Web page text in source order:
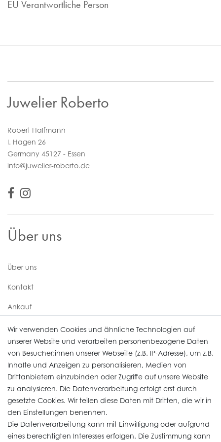
EU Verantwortliche Person
Juwelier Roberto
Robert Halfmann
I. Hagen 26
Germany 45127 - Essen
info@juwelier-roberto.de
Über uns
Über uns
Kontakt
Ankauf
Uhren Service
Vertrag widerrufen
Informationen
Wir verwenden Cookies und ähnliche Technologien auf
unserer Website und verarbeiten personenbezogene Daten
von Besucher:innen unserer Webseite (z.B. IP-Adresse), um z.B.
Inhalte und Anzeigen zu personalisieren, Medien von
Drittanbietern einzubinden oder Zugriffe auf unsere Website
zu analysieren. Die Datenverarbeitung erfolgt erst durch
gesetzte Cookies. Wir teilen diese Daten mit Dritten, die wir in
den Einstellungen benennen.
Die Datenverarbeitung kann mit Einwilligung oder aufgrund
eines berechtigten Interesses erfolgen. Die Zustimmung kann